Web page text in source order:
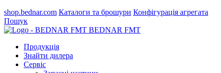
shop.bednar.com Каталоги та брошури Конфігурація агрегата
Пошук
BEDNAR FMT
Продукція
Знайти дилера
Сервіс